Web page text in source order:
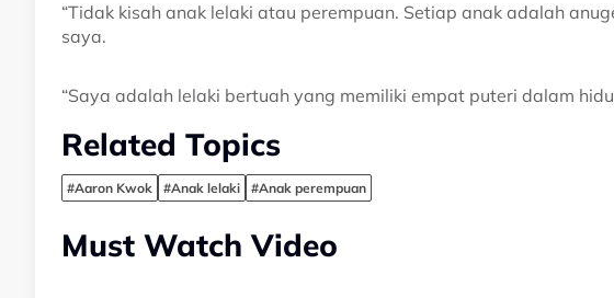
“Tidak kisah anak lelaki atau perempuan. Setiap anak adalah
saya.
“Saya adalah lelaki bertuah yang memiliki empat puteri dalam
Related Topics
#Aaron Kwok #Anak lelaki #Anak perempuan
Must Watch Video